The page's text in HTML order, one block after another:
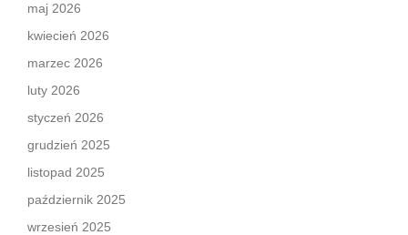
maj 2026
kwiecień 2026
marzec 2026
luty 2026
styczeń 2026
grudzień 2025
listopad 2025
październik 2025
wrzesień 2025